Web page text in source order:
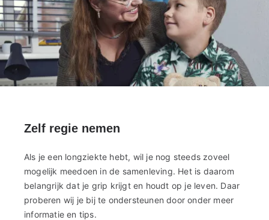
Zelf regie nemen
Als je een longziekte hebt, wil je nog steeds zoveel
mogelijk meedoen in de samenleving. Het is daarom
belangrijk dat je grip krijgt en houdt op je leven. Daar
proberen wij je bij te ondersteunen door onder meer
informatie en tips.